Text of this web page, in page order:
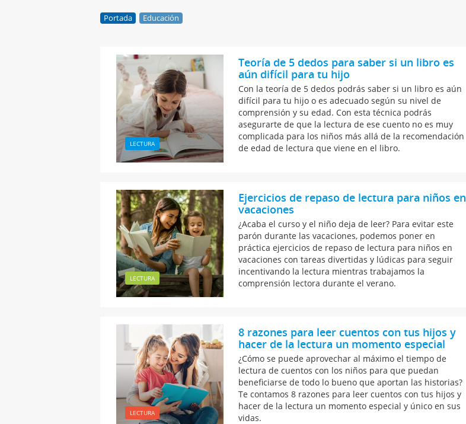
Portada Educación
LECTURA
Teoría de 5 dedos para saber si un libro es
aún difícil para tu hijo
Con la teoría de 5 dedos podrás saber si un libro es aún
difícil para tu hijo o es adecuado según su nivel de
comprensión y su edad. Con esta técnica podrás
asegurarte de que la lectura de ese cuento no es muy
complicada para los niños más allá de la recomendación
de edad de lectura que viene en el libro.
LECTURA
Ejercicios de repaso de lectura para niños en
vacaciones
¿Acaba el curso y el niño deja de leer? Para evitar este
parón durante las vacaciones, podemos poner en
práctica ejercicios de repaso de lectura para niños en
vacaciones con tareas divertidas y lúdicas para seguir
incentivando la lectura mientras trabajamos la
comprensión lectora durante el verano.
LECTURA
8 razones para leer cuentos con tus hijos y
hacer de la lectura un momento especial
¿Cómo se puede aprovechar al máximo el tiempo de
lectura de cuentos con los niños para que puedan
beneficiarse de todo lo bueno que aportan las historias?
Te contamos 8 razones para leer cuentos con tus hijos y
hacer de la lectura un momento especial y único en sus
vidas.